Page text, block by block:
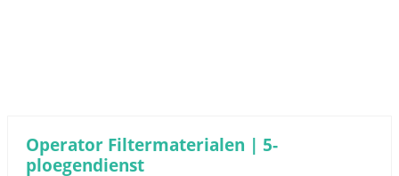
Operator Filtermaterialen | 5-
ploegendienst